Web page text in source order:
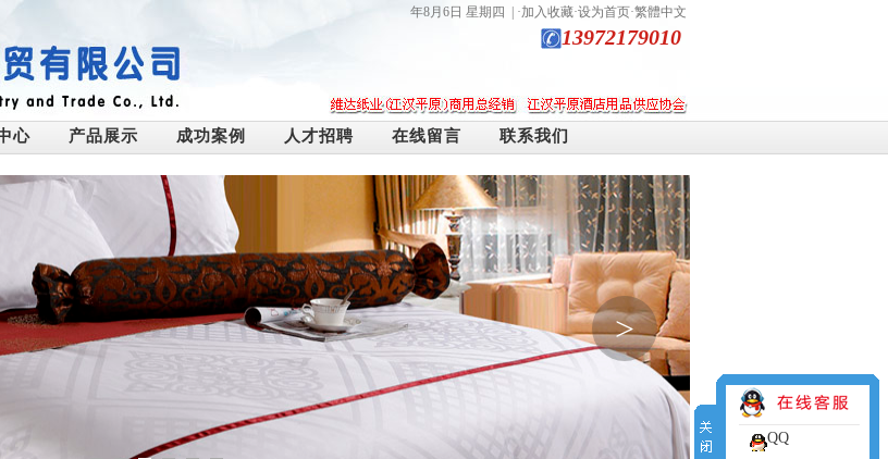
年8月6日 星期四 | ·加入收藏·设为首页·繁體中文
13972179010
心 产品展示 成功案例 人才招聘 在线留言 联系我们
>
QQ